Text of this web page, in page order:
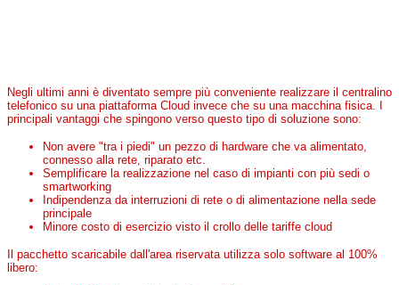
Negli ultimi anni è diventato sempre più conveniente realizzare il centralino
telefonico su una piattaforma Cloud invece che su una macchina fisica. I
principali vantaggi che spingono verso questo tipo di soluzione sono:
Non avere "tra i piedi" un pezzo di hardware che va alimentato,
connesso alla rete, riparato etc.
Semplificare la realizzazione nel caso di impianti con più sedi o
smartworking
Indipendenza da interruzioni di rete o di alimentazione nella sede
principale
Minore costo di esercizio visto il crollo delle tariffe cloud
Il pacchetto scaricabile dall'area riservata utilizza solo software al 100%
libero: